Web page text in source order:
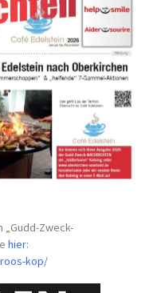
„Gudd-Zweck-
hier:
kop/